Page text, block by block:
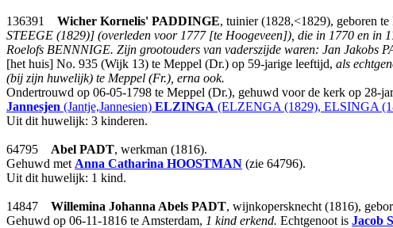
136391 Wicher Kornelis' PADDINGE, tuinier (1828,<1829), geboren
STEEGE (1829)] (overleden voor 1777 [te Hoogeveen]), die in 1770 en in
Roelofs BENNNIGE. Zijn grootouders van vaderszijde waren: Jan Jakobs
[het huis] No. 935 (Wijk 13) te Meppel (Dr.) op 59-jarige leeftijd, als
(bij zijn huwelijk) te Meppel (Fr.), erna ook.
Ondertrouwd op 06-05-1798 te Meppel (Dr.), gehuwd voor de kerk op 28-
Jannesjen (Jantje,Jannesien) ELZINGA (ELZENGA (1829), ELSINGA
Uit dit huwelijk: 3 kinderen.
64795 Abel PADT, werkman (1816).
Gehuwd met Anna Catharina HOOSTMAN (zie 64796).
Uit dit huwelijk: 1 kind.
14847 Willemina Johanna Abels PADT, wijnkopersknecht (1816),
Gehuwd op 06-11-1816 te Amsterdam, 1 kind erkend. Echtgenoot is Jacob